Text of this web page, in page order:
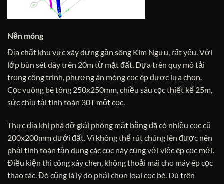
Nền móng
Địa chất khu vực xây dựng gần sông Kim Ngưu, rất yếu. Với
lớp bùn sét dày trên 20m từ mặt đất. Dựa trên quy mô tải
trọng công trình, phương án móng cọc ép được lựa chọn.
Cọc vuông bê tông 250x250mm, chiều sâu cọc thiết kế 25m,
sức chịu tải tính toán 30T một cọc.
Thực địa khi phá dỡ giải phóng mặt bằng đã có nhiều cọc cũ
200x200mm dưới đất. Vì không thể rút chúng lên được nên
phải tính toán tận dụng các cọc này cùng với việc ép cọc mới.
Điều kiện thi công xây chen, không thoải mái cho máy ép cọc
thao tác. Đó cũng là lý do phải chọn loại cọc bé. Dù trên